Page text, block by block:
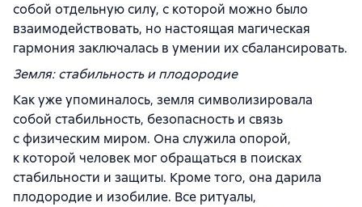
собой отдельную силу, с которой можно было
взаимодействовать, но настоящая магическая
гармония заключалась в умении их сбалансировать.
Земля: стабильность и плодородие
Как уже упоминалось, земля символизировала
собой стабильность, безопасность и связь
с физическим миром. Она служила опорой,
к которой человек мог обращаться в поисках
стабильности и защиты. Кроме того, она дарила
плодородие и изобилие. Все ритуалы,